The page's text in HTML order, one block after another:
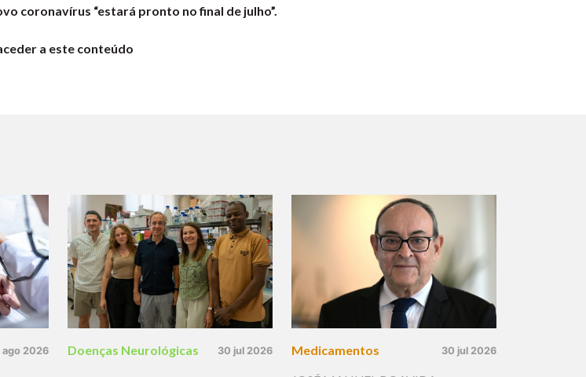
coronavírus “estará pronto no final de julho”.
a este conteúdo
ago 2026 Doenças Neurológicas 30 jul 2026 Medicamentos 30 jul 2026